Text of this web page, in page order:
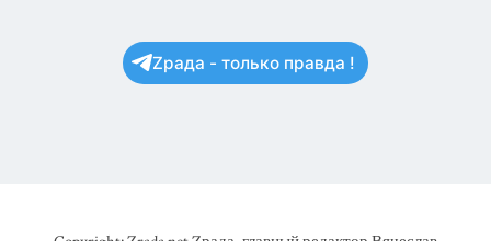
Zрада - только правда !